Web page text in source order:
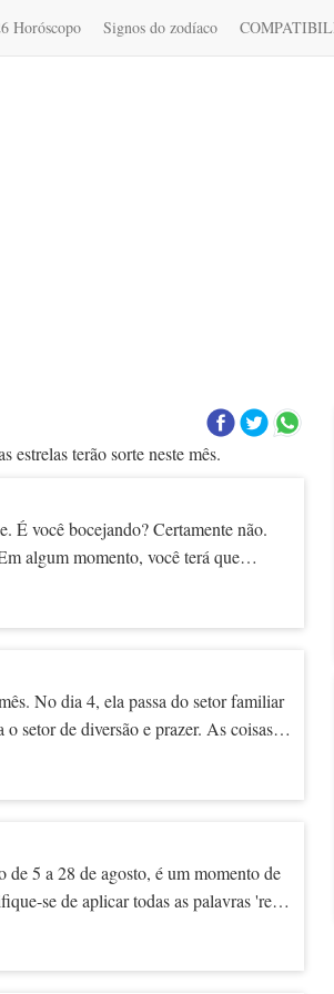
Horóscopo Signos do zodíaco
estrelas terão sorte neste mês.
É você bocejando? Certamente não.
algum momento, você terá que
cauda. E se os detalhes parecerem
No dia 4, ela passa do setor familiar
setor de diversão e prazer. As coisas
mais agradáveis do que você
5 a 28 de agosto, é um momento de
se de aplicar todas as palavras 're'